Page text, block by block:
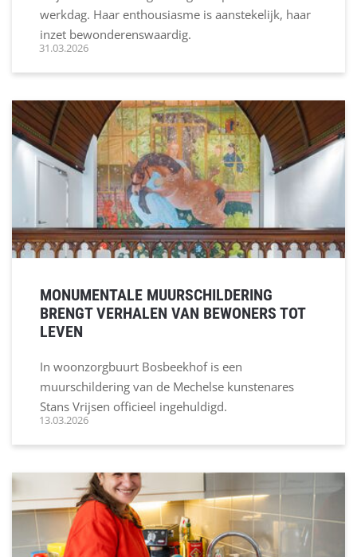
werkdag. Haar enthousiasme is aanstekelijk, haar
inzet bewonderenswaardig.
31.03.2026
MONUMENTALE MUURSCHILDERING
BRENGT VERHALEN VAN BEWONERS TOT
LEVEN
In woonzorgbuurt Bosbeekhof is een
muurschildering van de Mechelse kunstenares
Stans Vrijsen officieel ingehuldigd.
13.03.2026